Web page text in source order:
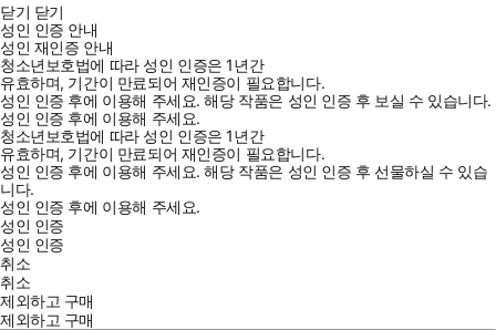
닫기 닫기
성인 인증 안내
성인 재인증 안내
청소년보호법에 따라 성인 인증은 1년간
유효하며, 기간이 만료되어 재인증이 필요합니다.
성인 인증 후에 이용해 주세요.해당 작품은 성인 인증 후 보실 수 있습니다.
성인 인증 후에 이용해 주세요.
청소년보호법에 따라 성인 인증은 1년간
유효하며, 기간이 만료되어 재인증이 필요합니다.
성인 인증 후에 이용해 주세요.해당 작품은 성인 인증 후 선물하실 수 있습
니다.
성인 인증 후에 이용해 주세요.
성인 인증
성인 인증
취소
취소
제외하고 구매
제외하고 구매